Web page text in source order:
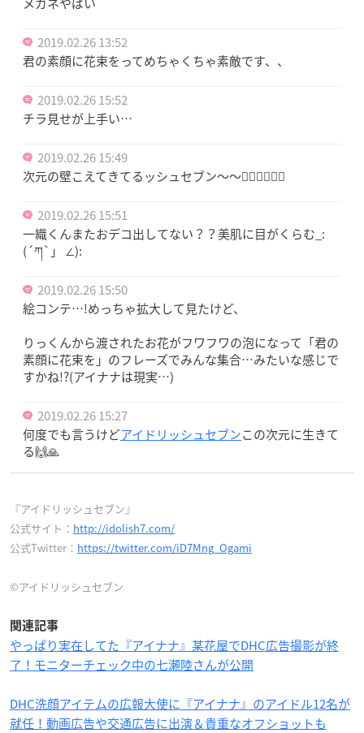
2019.02.26 13:52
君の素顔に花束をってめちゃくちゃ素敵です、、
2019.02.26 15:52
チラ見せが上手い…
2019.02.26 15:49
次元の壁こえてきてるッシュセブン〜〜🤦‍♀️🤦‍♀️🤦‍♀️
2019.02.26 15:51
一織くんまたおデコ出してない？？美肌に目がくらむ_:
(´ཀ`」 ∠):
2019.02.26 15:50
絵コンテ…!めっちゃ拡大して見たけど、
りっくんから渡されたお花がフワフワの泡になって「君の
素顔に花束を」のフレーズでみんな集合…みたいな感じで
すかね!?(アイナナは現実…)
2019.02.26 15:27
何度でも言うけどアイドリッシュセブンこの次元に生きて
る🙌🙏
『アイドリッシュセブン』
公式サイト： http://idolish7.com/
公式Twitter： https://twitter.com/iD7Mng_Ogami
©アイドリッシュセブン
関連記事
やっぱり実在してた『アイナナ』某花屋でDHC広告撮影が終
了！モニターチェック中の七瀬陸さんが公開
DHC洗顔アイテムの広報大使に『アイナナ』のアイドル12名が
就任！動画広告や交通広告に出演＆貴重なオフショットも